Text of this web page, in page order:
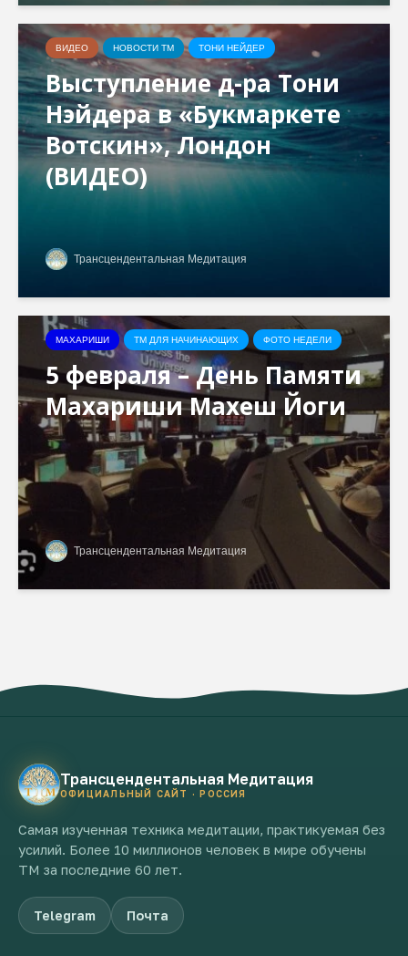
ВИДЕО НОВОСТИ ТМ ТОНИ НЕЙДЕР
Выступление д-ра Тони
Нэйдера в «Букмаркете
Вотскин», Лондон
(ВИДЕО)
Трансцендентальная Медитация
МАХАРИШИ ТМ ДЛЯ НАЧИНАЮЩИХ ФОТО НЕДЕЛИ
5 февраля – День Памяти
Махариши Махеш Йоги
Трансцендентальная Медитация
Трансцендентальная Медитация
ОФИЦИАЛЬНЫЙ САЙТ · РОССИЯ
Самая изученная техника медитации, практикуемая без
усилий. Более 10 миллионов человек в мире обучены
ТМ за последние 60 лет.
Telegram Почта